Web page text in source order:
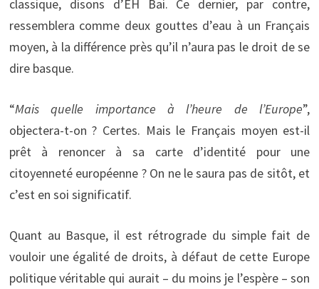
classique, disons d’EH Bai. Ce dernier, par contre,
ressemblera comme deux gouttes d’eau à un Français
moyen, à la différence près qu’il n’aura pas le droit de se
dire basque.
“Mais quelle importance à l’heure de l’Europe”,
objectera-t-on ? Certes. Mais le Français moyen est-il
prêt à renoncer à sa carte d’identité pour une
citoyenneté européenne ? On ne le saura pas de sitôt, et
c’est en soi significatif.
Quant au Basque, il est rétrograde du simple fait de
vouloir une égalité de droits, à défaut de cette Europe
politique véritable qui aurait – du moins je l’espère – son